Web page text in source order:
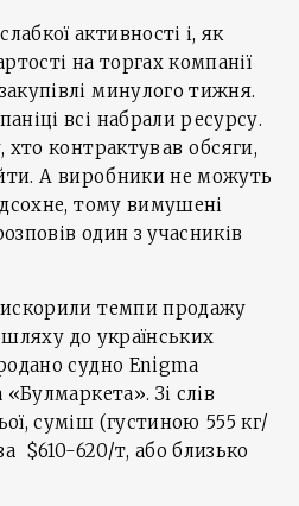
активності і, як
на торгах компанії
минулого тижня.
всі набрали ресурсу.
контрактував обсяги,
А виробники не можуть
тому вимушені
один з учасників
темпи продажу
шляху до українських
судно Enigma
Зі слів
суміш (густиною 555 кг/
$610-620/т, або близько